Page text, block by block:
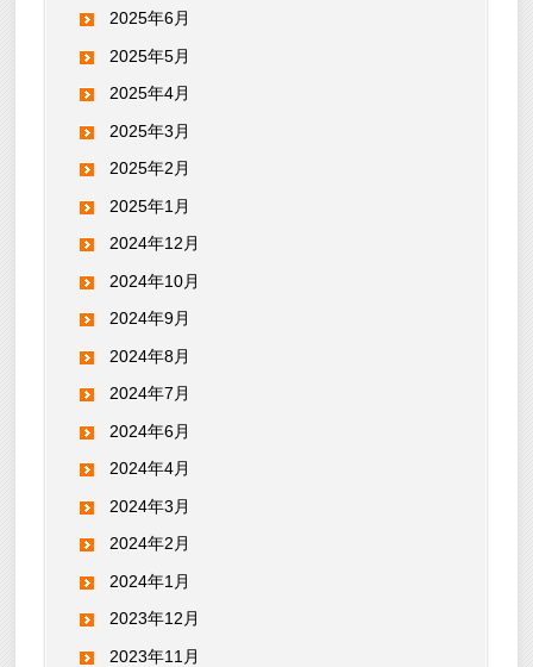
2025年6月
2025年5月
2025年4月
2025年3月
2025年2月
2025年1月
2024年12月
2024年10月
2024年9月
2024年8月
2024年7月
2024年6月
2024年4月
2024年3月
2024年2月
2024年1月
2023年12月
2023年11月